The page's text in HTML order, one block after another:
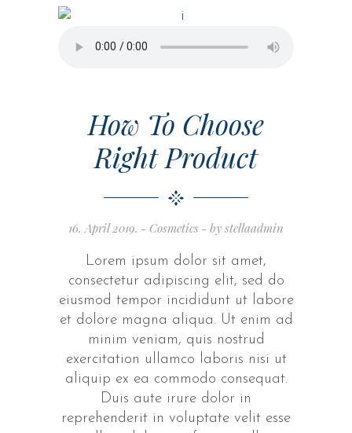
How To Choose
Right Product
16. April 2019. Cosmetics by stellaadmin
Lorem ipsum dolor sit amet,
consectetur adipiscing elit, sed do
eiusmod tempor incididunt ut labore
et dolore magna aliqua. Ut enim ad
minim veniam, quis nostrud
exercitation ullamco laboris nisi ut
aliquip ex ea commodo consequat.
Duis aute irure dolor in
reprehenderit in voluptate velit esse